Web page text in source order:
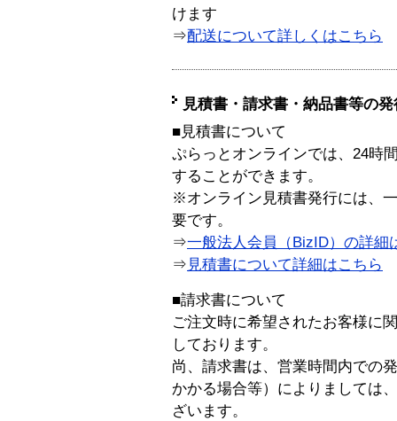
けます
⇒配送について詳しくはこちら
見積書・請求書・納品書等の
■見積書について
ぷらっとオンラインでは、24時
することができます。
※オンライン見積書発行には、
要です。
⇒一般法人会員（BizID）の詳細
⇒ 見積書について詳細はこちら
■請求書について
ご注文時に希望されたお客様に
しております。
尚、請求書は、営業時間内での
かかる場合等）によりましては
ざいます。